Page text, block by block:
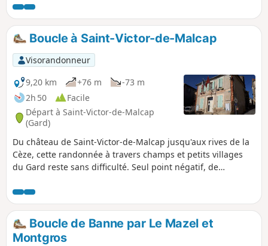
traversée d'un lapiaz au sommet de Bannelle. Il s'agit d'un
plateau calcaire, ayant subi l'érosion au fil du temps et
formant ainsi des diaclases lui donnant un aspect
ruiniforme.
Boucle à Saint-Victor-de-Malcap
Visorandonneur
9,20 km
+76 m
-73 m
2h 50
Facile
Départ à Saint-Victor-de-Malcap
(Gard)
Du château de Saint-Victor-de-Malcap jusqu'aux rives de la
Cèze, cette randonnée à travers champs et petits villages
du Gard reste sans difficulté. Seul point négatif, de
positifs : - primo, après les pluies cette randonnée reste
accessible - et secondo, ces petites routes desservant des
mas sont quasi sans circulation.
Boucle de Banne par Le Mazel et
Montgros